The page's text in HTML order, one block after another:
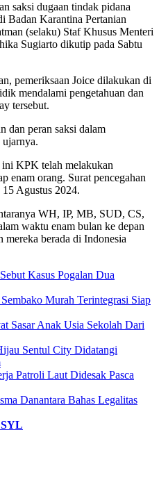
saksi dugaan tindak pidana
Badan Karantina Pertanian
(selaku) Staf Khusus Menteri
Sugiarto dikutip pada Sabtu
pemeriksaan Joice dilakukan di
mendalami pengetahuan dan
tersebut.
dan peran saksi dalam
ini KPK telah melakukan
enam orang. Surat pencegahan
Agustus 2024.
WH, IP, MB, SUD, CS,
waktu enam bulan ke depan
berada di Indonesia
Kasus Pogalan Dua
Murah Terintegrasi Siap
Sasar Anak Usia Sekolah Dari
Sentul City Didatangi
Patroli Laut Didesak Pasca
Danantara Bahas Legalitas